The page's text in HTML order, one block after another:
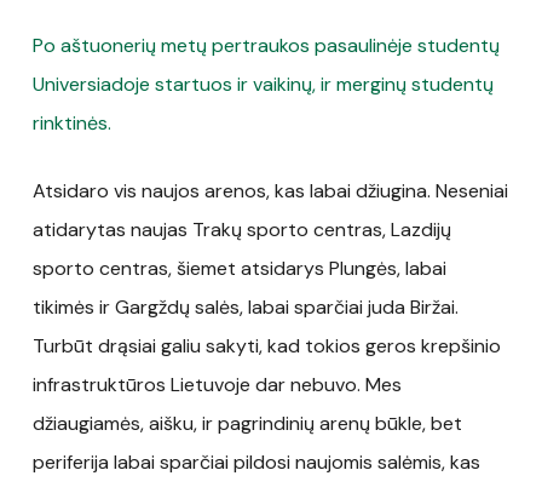
Po aštuonerių metų pertraukos pasaulinėje studentų
Universiadoje startuos ir vaikinų, ir merginų studentų
rinktinės.
Atsidaro vis naujos arenos, kas labai džiugina. Neseniai
atidarytas naujas Trakų sporto centras, Lazdijų
sporto centras, šiemet atsidarys Plungės, labai
tikimės ir Gargždų salės, labai sparčiai juda Biržai.
Turbūt drąsiai galiu sakyti, kad tokios geros krepšinio
infrastruktūros Lietuvoje dar nebuvo. Mes
džiaugiamės, aišku, ir pagrindinių arenų būkle, bet
periferija labai sparčiai pildosi naujomis salėmis, kas